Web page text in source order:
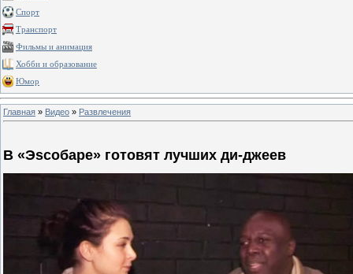
Спорт
Транспорт
Фильмы и анимация
Хобби и образование
Юмор
Главная » Видео » Развлечения
В «Эscoбаре» готовят лучших ди-джеев